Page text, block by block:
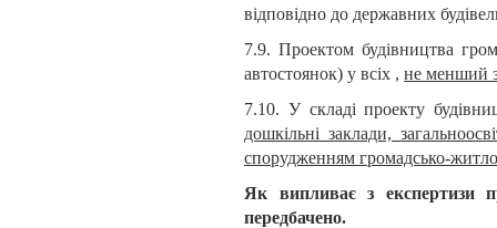
відповідно до державних
7.9. Проектом будівництва
автостоянок) у всіх , не менший
7.10. У складі проекту
дошкільні заклади,
спорудженням громадсько-
Як випливає з експертизи
передбачено.